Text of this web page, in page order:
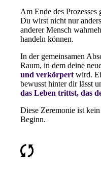
Am Ende des Prozesses
Du wirst nicht nur
anderer Mensch
handeln können.
In der gemeinsamen
Raum, in dem deine
und verkörpert wird.
bewusst hinter dir lässt
das Leben trittst, das
Diese Zeremonie ist
Beginn.